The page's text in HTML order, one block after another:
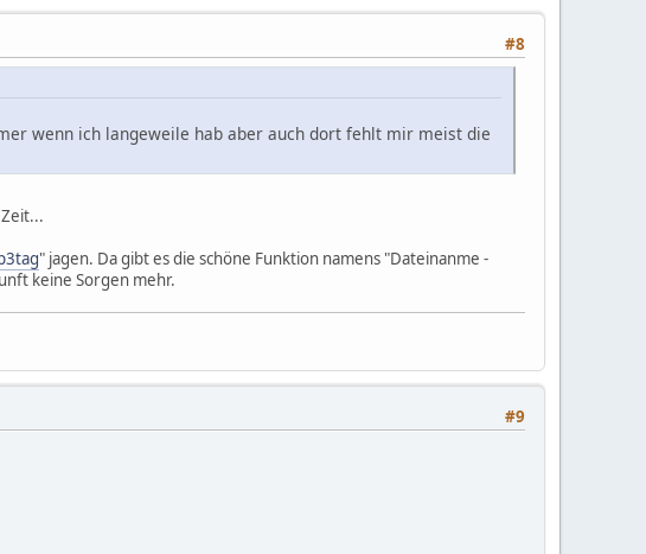
#8
wenn ich langeweile hab aber auch dort fehlt mir meist die
" jagen. Da gibt es die schöne Funktion namens "Dateinanme -
keine Sorgen mehr.
#9